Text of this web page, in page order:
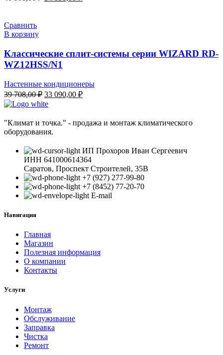
Сравнить
В корзину
Классические сплит-системы серии WIZARD RD-
WZ12HSS/N1
Настенные кондиционеры
39 708,00₽ Первоначальная
цена
составляла
708,00 ₽.
33 090,00 ₽Текущая
090,00 ₽.
"Климат и точка." - продажа и монтаж климатического
оборудования.
ИП Прохоров Иван Сергеевич
ИНН 641000614364
Саратов, Проспект Строителей, 35В
+7 (927) 277-99-80
+7 (8452) 77-20-70
E-mail
Навигация
Главная
Магазин
Полезная информация
О компании
Контакты
Услуги
Монтаж
Обслуживание
Заправка
Чистка
Ремонт